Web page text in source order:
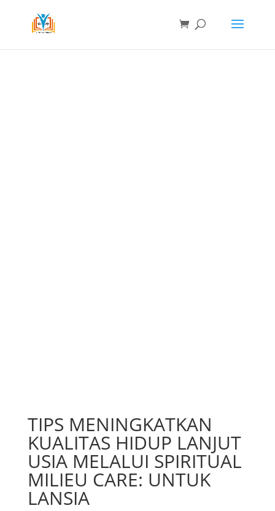
TIPS MENINGKATKAN
KUALITAS HIDUP LANJUT
USIA MELALUI SPIRITUAL
MILIEU CARE: UNTUK
LANSIA